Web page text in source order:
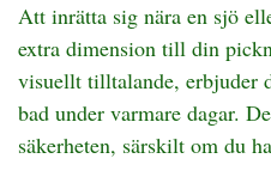
Att inrätta sig nära en sjö
extra dimension till din
visuellt tilltalande, erbjuder
bad under varmare dagar.
säkerheten, särskilt om du